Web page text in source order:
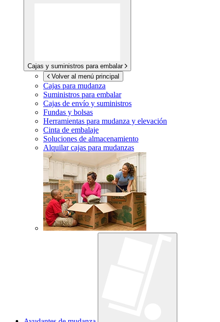
Cajas y suministros para embalar
Volver al menú principal
Cajas para mudanza
Suministros para embalar
Cajas de envío y suministros
Fundas y bolsas
Herramientas para mudanza y elevación
Cinta de embalaje
Soluciones de almacenamiento
Alquilar cajas para mudanzas